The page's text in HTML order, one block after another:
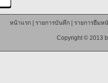
หน้าแรก| รายการบันทึก| รายการยืมห
Copyright © 2013